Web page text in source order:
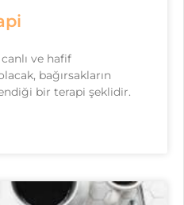
ve hafif
bağırsakların
bir terapi şeklidir.